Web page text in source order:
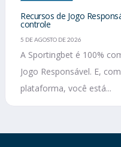
Recursos de Jogo
controle
5 DE AGOSTO DE 2026
A Sportingbet é 100%
Jogo Responsável. E,
plataforma, você está...